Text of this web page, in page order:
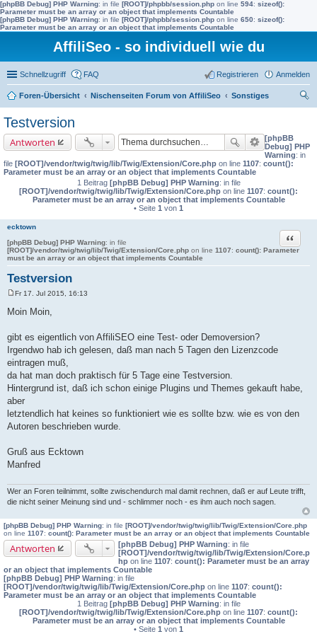
[phpBB Debug] PHP Warning: in file [ROOT]/phpbb/session.php on line 594: sizeof():
Parameter must be an array or an object that implements Countable
[phpBB Debug] PHP Warning: in file [ROOT]/phpbb/session.php on line 650: sizeof():
Parameter must be an array or an object that implements Countable
AffiliSeo - so individuell wie du
Schnellzugriff FAQ Anmelden
Registrieren
Foren-Übersicht Nischenseiten Forum von AffiliSeo
Sonstiges
Testversion
Antworten
[phpBB
Debug] PHP
Warning: in
file [ROOT]/vendor/twig/twig/lib/Twig/Extension/Core.php on line 1107: count():
Parameter must be an array or an object that implements Countable
1 Beitrag [phpBB Debug] PHP Warning: in file
[ROOT]/vendor/twig/twig/lib/Twig/Extension/Core.php on line 1107: count():
Parameter must be an array or an object that implements Countable
• Seite 1 von 1
ecktown
[phpBB Debug] PHP Warning: in file
[ROOT]/vendor/twig/twig/lib/Twig/Extension/Core.php on line 1107: count(): Parameter
must be an array or an object that implements Countable
Testversion
Zitat
i
r
a
g
Fr 17. Jul 2015, 16:13
Moin Moin,
gibt es eigentlich von AffiliSEO eine Test- oder Demoversion?
Irgendwo hab ich gelesen, daß man nach 5 Tagen den Lizenzcode
eintragen muß,
da hat man doch praktisch für 5 Tage eine Testversion.
Hintergrund ist, daß ich schon einige Plugins und Themes gekauft habe,
aber
letztendlich hat keines so funktioniert wie es sollte bzw. wie es von den
Autoren beschrieben wurde.
Gruß aus Ecktown
Manfred
Wer an Foren teilnimmt, sollte zwischendurch mal damit rechnen, daß er auf Leute trifft,
die nicht seiner Meinung sind und - schlimmer noch - es ihm auch noch sagen.
[phpBB Debug] PHP Warning: in file [ROOT]/vendor/twig/twig/lib/Twig/Extension/Core.php
on line 1107: count(): Parameter must be an array or an object that implements Countable
Antworten [phpBB Debug] PHP Warning: in file
[ROOT]/vendor/twig/twig/lib/Twig/Extension/Core.p
hp on line 1107: count(): Parameter must be an array
or an object that implements Countable
[phpBB Debug] PHP Warning: in file
[ROOT]/vendor/twig/twig/lib/Twig/Extension/Core.php on line 1107: count():
Parameter must be an array or an object that implements Countable
1 Beitrag [phpBB Debug] PHP Warning: in file
[ROOT]/vendor/twig/twig/lib/Twig/Extension/Core.php on line 1107: count():
Parameter must be an array or an object that implements Countable
• Seite 1 von 1